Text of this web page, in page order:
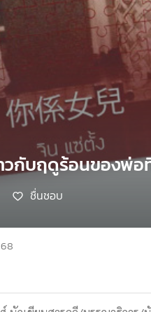
วกับฤดูร้อนของพ่อ
ชื่นชอบ